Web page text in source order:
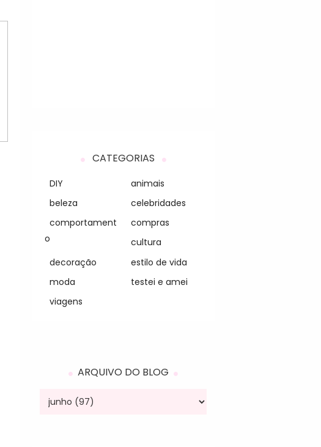
CATEGORIAS
DIY
animais
beleza
celebridades
comportament
o
compras
cultura
decoração
estilo de vida
moda
testei e amei
viagens
ARQUIVO DO BLOG